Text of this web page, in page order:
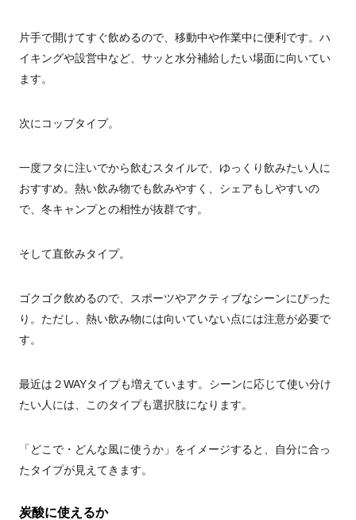
片手で開けてすぐ飲めるので、移動中や作業中に便利です。ハ
イキングや設営中など、サッと水分補給したい場面に向いてい
ます。
次にコップタイプ。
一度フタに注いでから飲むスタイルで、ゆっくり飲みたい人に
おすすめ。熱い飲み物でも飲みやすく、シェアもしやすいの
で、冬キャンプとの相性が抜群です。
そして直飲みタイプ。
ゴクゴク飲めるので、スポーツやアクティブなシーンにぴった
り。ただし、熱い飲み物には向いていない点には注意が必要で
す。
最近は２WAYタイプも増えています。シーンに応じて使い分け
たい人には、このタイプも選択肢になります。
「どこで・どんな風に使うか」をイメージすると、自分に合っ
たタイプが見えてきます。
炭酸に使えるか